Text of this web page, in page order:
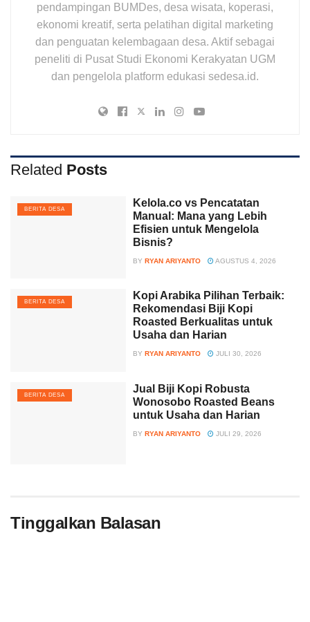
pendampingan BUMDes, desa wisata, koperasi,
ekonomi kreatif, serta pelatihan digital marketing
dan penguatan kelembagaan desa. Aktif sebagai
peneliti di Pusat Studi Ekonomi Kerakyatan UGM
dan pengelola platform edukasi sedesa.id.
Related Posts
BERITA DESA
Kelola.co vs Pencatatan
Manual: Mana yang Lebih
Efisien untuk Mengelola
Bisnis?
BY RYAN ARIYANTO AGUSTUS 4, 2026
BERITA DESA
Kopi Arabika Pilihan Terbaik:
Rekomendasi Biji Kopi
Roasted Berkualitas untuk
Usaha dan Harian
BY RYAN ARIYANTO JULI 30, 2026
BERITA DESA
Jual Biji Kopi Robusta
Wonosobo Roasted Beans
untuk Usaha dan Harian
BY RYAN ARIYANTO JULI 29, 2026
Tinggalkan Balasan